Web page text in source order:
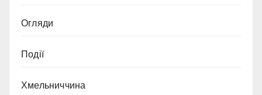
Огляди
Події
Хмельниччина